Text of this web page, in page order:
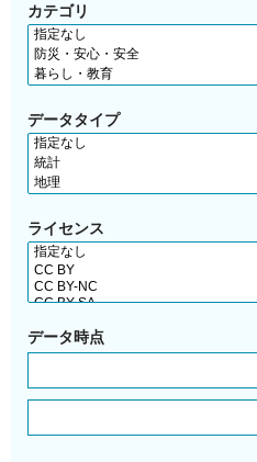
カテゴリ
データタイプ
ライセンス
データ時点